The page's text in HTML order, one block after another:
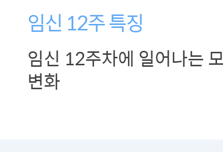
임신 12주 특징
임신 12주차에 일어나는
변화